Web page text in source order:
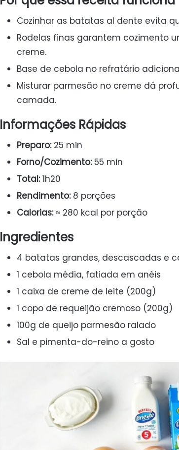
Cozinhar as batatas al dente evita
Rodelas finas garantem cozimento
creme.
Base de cebola no refratário
Misturar parmesão no creme dá
camada.
Informações Rápidas
Preparo:25 min
Forno/Cozimento:55 min
Total:1h20
Rendimento:8 porções
Calorias:≈ 280 kcal por porção
Ingredientes
4 batatas grandes, descascadas e
1 cebola média, fatiada em anéis
1 caixa de creme de leite (200g)
1 copo de requeijão cremoso (200g)
100g de queijo parmesão ralado
Sal e pimenta-do-reino a gosto